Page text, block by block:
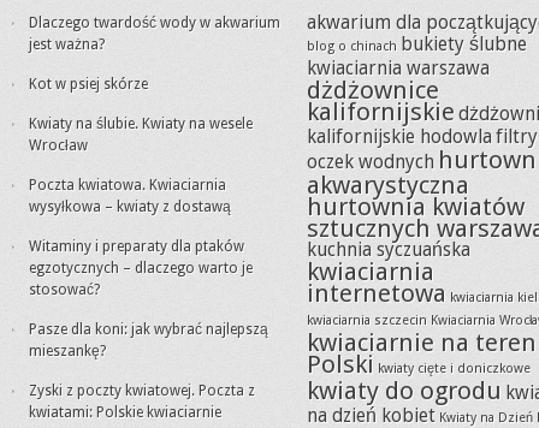
Dlaczego twardość wody w akwarium
jest ważna?
Kot w psiej skórze
Kwiaty na ślubie. Kwiaty na wesele
Wrocław
Poczta kwiatowa. Kwiaciarnia
wysyłkowa – kwiaty z dostawą
Witaminy i preparaty dla ptaków
egzotycznych – dlaczego warto je
stosować?
Pasze dla koni: jak wybrać najlepszą
mieszankę?
Zyski z poczty kwiatowej. Poczta z
kwiatami: Polskie kwiaciarnie
akwarium dla
blog o chinach bukiety ślubne
kwiaciarnia warszawa
dżdżownice
kalifornijskie
kalifornijskie hodowla filtry
oczek wodnych
akwarystyczna
hurtownia kwiatów
sztucznych
kuchnia syczuańska
kwiaciarnia
internetowa kwiaciarnia
kwiaciarnia szczecin Kwiaciarnia
kwiaciarnie na
Polski kwiaty cięte i doniczkowe
kwiaty do ogrodu
na dzień kobiet Kwiaty na Dzień